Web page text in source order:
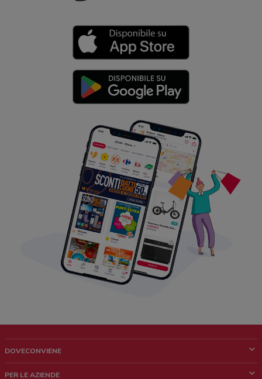
DOVECONVIENE
PER LE AZIENDE